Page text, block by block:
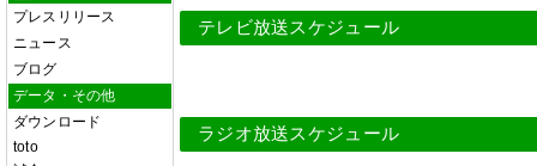
プレスリリース
ニュース
ブログ
データ・その他
ダウンロード
toto
テレビ放送スケジュール
ラジオ放送スケジュール